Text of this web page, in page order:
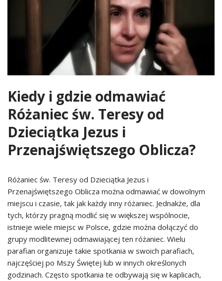
Kiedy i gdzie odmawiać
Różaniec św. Teresy od
Dzieciątka Jezus i
Przenajświętszego Oblicza?
Różaniec św. Teresy od Dzieciątka Jezus i
Przenajświętszego Oblicza można odmawiać w dowolnym
miejscu i czasie, tak jak każdy inny różaniec. Jednakże, dla
tych, którzy pragną modlić się w większej wspólnocie,
istnieje wiele miejsc w Polsce, gdzie można dołączyć do
grupy modlitewnej odmawiającej ten różaniec. Wielu
parafian organizuje takie spotkania w swoich parafiach,
najczęściej po Mszy Świętej lub w innych określonych
godzinach. Często spotkania te odbywają się w kaplicach,